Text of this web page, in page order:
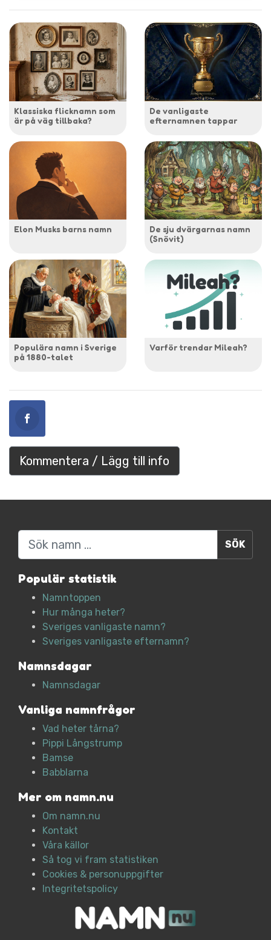
Klassiska flicknamn som
är på väg tillbaka?
De vanligaste
efternamnen tappar
Elon Musks barns namn
De sju dvärgarnas namn
(Snövit)
Populära namn i Sverige
på 1880-talet
Varför trendar Mileah?
Kommentera / Lägg till info
Sök
Populär statistik
Namntoppen
Hur många heter?
Sveriges vanligaste namn?
Sveriges vanligaste efternamn?
Namnsdagar
Namnsdagar
Vanliga namnfrågor
Vad heter tårna?
Pippi Långstrump
Bamse
Babblarna
Mer om namn.nu
Om namn.nu
Kontakt
Våra källor
Så tog vi fram statistiken
Cookies & personuppgifter
Integritetspolicy